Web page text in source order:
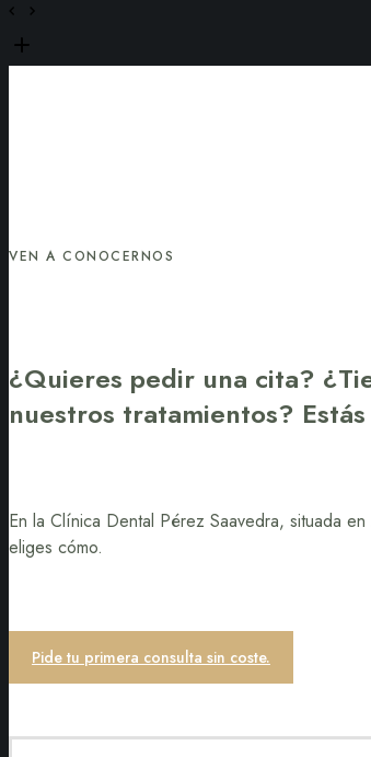
VEN A CONOCERNOS
¿Quieres pedir una cita?
nuestros tratamientos?
En la Clínica Dental Pérez Saavedra, situada
eliges cómo.
Pide tu primera consulta sin coste.